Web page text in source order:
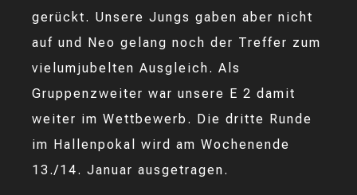
gerückt. Unsere Jungs gaben aber nicht
auf und Neo gelang noch der Treffer zum
vielumjubelten Ausgleich. Als
Gruppenzweiter war unsere E 2 damit
weiter im Wettbewerb. Die dritte Runde
im Hallenpokal wird am Wochenende
13./14. Januar ausgetragen.